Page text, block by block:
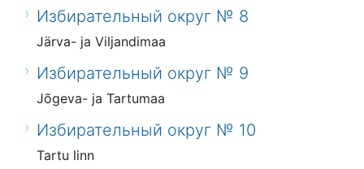
Избирательный округ № 8
Järva- ja Viljandimaa
Избирательный округ № 9
Jõgeva- ja Tartumaa
Избирательный округ № 10
Tartu linn